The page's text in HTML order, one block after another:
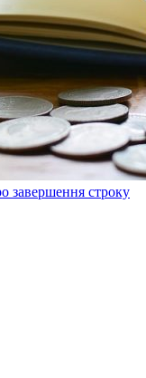
завершення строку